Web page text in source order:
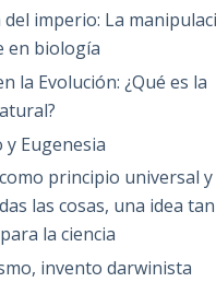
imperio: La
en biología
la Evolución: ¿Qué es la
Eugenesia
principio universal y
las cosas, una idea
la ciencia
invento darwinista